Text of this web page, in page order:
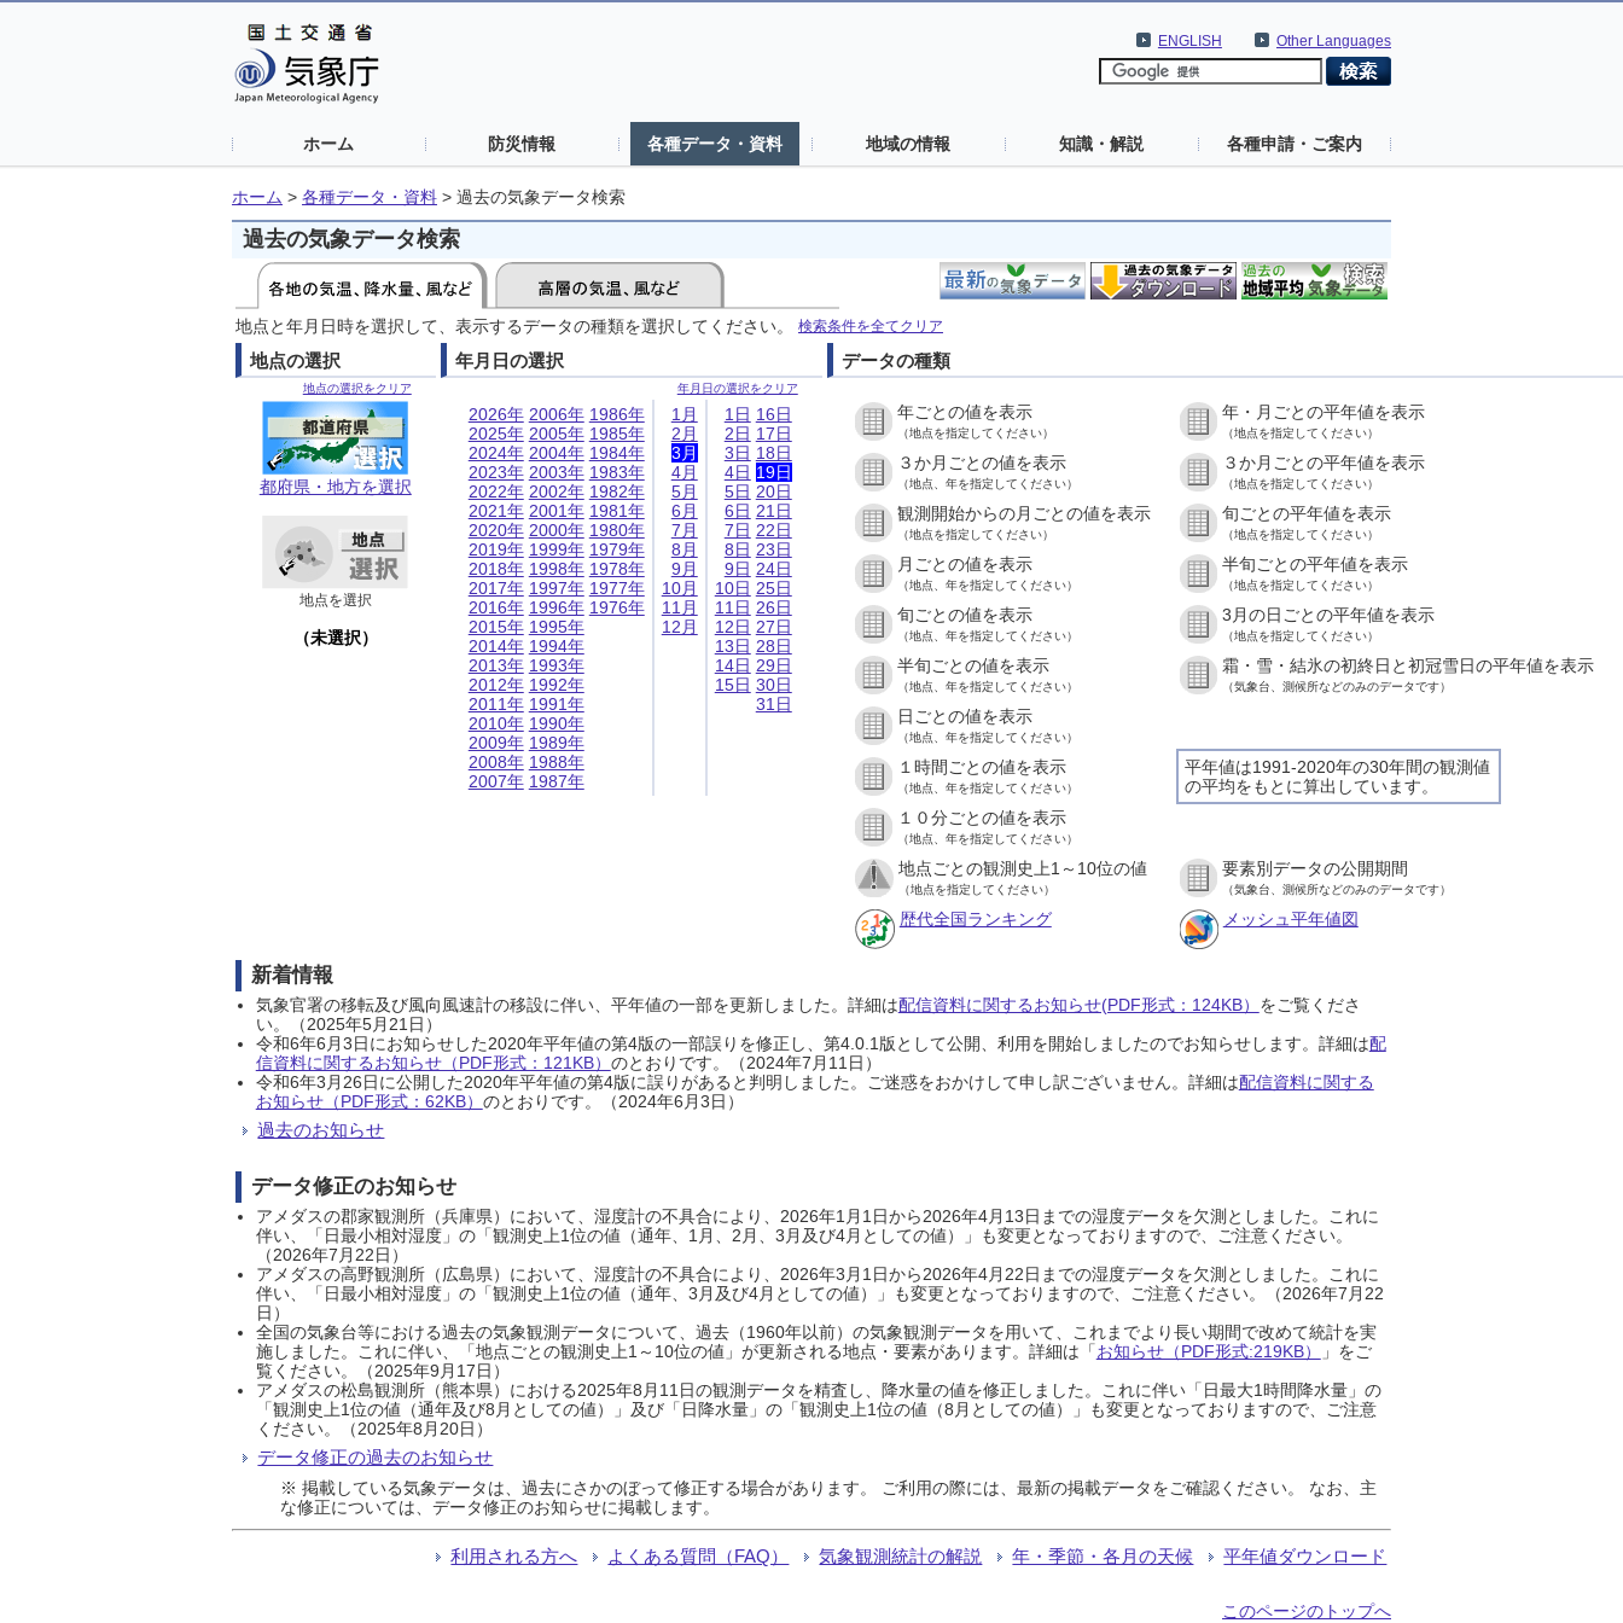
Other Languages
ENGLISH
ホーム 防災情報 各種データ・資料 地域の情報 知識・解説 各種申請・ご案内
ホーム > 各種データ・資料 > 過去の気象データ検索
過去の気象データ検索
地点と年月日時を選択して、表示するデータの種類を選択してください。 検索条件を全てクリア
地点の選択
地点の選択をクリア
都府県・地方を選択
地点を選択
（未選択）
年月日の選択
年月日の選択をクリア
2026年
2025年
2024年
2023年
2022年
2021年
2020年
2019年
2018年
2017年
2016年
2015年
2014年
2013年
2012年
2011年
2010年
2009年
2008年
2007年
2006年
2005年
2004年
2003年
2002年
2001年
2000年
1999年
1998年
1997年
1996年
1995年
1994年
1993年
1992年
1991年
1990年
1989年
1988年
1987年
1986年
1985年
1984年
1983年
1982年
1981年
1980年
1979年
1978年
1977年
1976年
1月
2月
3月
4月
5月
6月
7月
8月
9月
10月
11月
12月
1日
2日
3日
4日
5日
6日
7日
8日
9日
10日
11日
12日
13日
14日
15日
16日
17日
18日
19日
20日
21日
22日
23日
24日
25日
26日
27日
28日
29日
30日
31日
データの種類
年ごとの値を表示
（地点を指定してください）
年・月ごとの平年値を表示
（地点を指定してください）
３か月ごとの値を表示
（地点、年を指定してください）
３か月ごとの平年値を表示
（地点を指定してください）
観測開始からの月ごとの値を表示
（地点を指定してください）
旬ごとの平年値を表示
（地点を指定してください）
月ごとの値を表示
（地点、年を指定してください）
半旬ごとの平年値を表示
（地点を指定してください）
旬ごとの値を表示
（地点、年を指定してください）
3月の日ごとの平年値を表示
（地点を指定してください）
半旬ごとの値を表示
（地点、年を指定してください）
霜・雪・結氷の初終日と初冠雪日の平年値を表示
（気象台、測候所などのみのデータです）
日ごとの値を表示
（地点、年を指定してください）
平年値は1991-2020年の30年間の観測値
の平均をもとに算出しています。
１時間ごとの値を表示
（地点、年を指定してください）
１０分ごとの値を表示
（地点、年を指定してください）
地点ごとの観測史上1～10位の値
（地点を指定してください）
要素別データの公開期間
（気象台、測候所などのみのデータです）
歴代全国ランキング メッシュ平年値図
新着情報
気象官署の移転及び風向風速計の移設に伴い、平年値の一部を更新しました。詳細は配信資料に関するお知らせ(PDF形式：124KB） をご覧くださ
い。（2025年5月21日）
令和6年6月3日にお知らせした2020年平年値の第4版の一部誤りを修正し、第4.0.1版として公開、利用を開始しましたのでお知らせします。詳細は配
信資料に関するお知らせ（PDF形式：121KB） のとおりです。（2024年7月11日）
令和6年3月26日に公開した2020年平年値の第4版に誤りがあると判明しました。ご迷惑をおかけして申し訳ございません。詳細は配信資料に関する
お知らせ（PDF形式：62KB） のとおりです。（2024年6月3日）
過去のお知らせ
データ修正のお知らせ
アメダスの郡家観測所（兵庫県）において、湿度計の不具合により、2026年1月1日から2026年4月13日までの湿度データを欠測としました。これに
伴い、「日最小相対湿度」の「観測史上1位の値（通年、1月、2月、3月及び4月としての値）」も変更となっておりますので、ご注意ください。
（2026年7月22日）
アメダスの高野観測所（広島県）において、湿度計の不具合により、2026年3月1日から2026年4月22日までの湿度データを欠測としました。これに
伴い、「日最小相対湿度」の「観測史上1位の値（通年、3月及び4月としての値）」も変更となっておりますので、ご注意ください。（2026年7月22
日）
全国の気象台等における過去の気象観測データについて、過去（1960年以前）の気象観測データを用いて、これまでより長い期間で改めて統計を実
施しました。これに伴い、「地点ごとの観測史上1～10位の値」が更新される地点・要素があります。詳細は「お知らせ（PDF形式:219KB）
」をご
覧ください。（2025年9月17日）
アメダスの松島観測所（熊本県）における2025年8月11日の観測データを精査し、降水量の値を修正しました。これに伴い「日最大1時間降水量」の
「観測史上1位の値（通年及び8月としての値）」及び「日降水量」の「観測史上1位の値（8月としての値）」も変更となっておりますので、ご注意
ください。（2025年8月20日）
データ修正の過去のお知らせ
※ 掲載している気象データは、過去にさかのぼって修正する場合があります。 ご利用の際には、最新の掲載データをご確認ください。 なお、主
な修正については、データ修正のお知らせに掲載します。
利用される方へ よくある質問（FAQ） 気象観測統計の解説 年・季節・各月の天候 平年値ダウンロード
このページのトップへ